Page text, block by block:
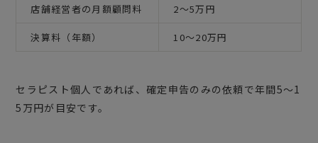
店舗経営者の月額顧問料 2〜5万円
決算料（年額） 10〜20万円
セラピスト個人であれば、確定申告のみの依頼で年間5〜1
5万円が目安です。